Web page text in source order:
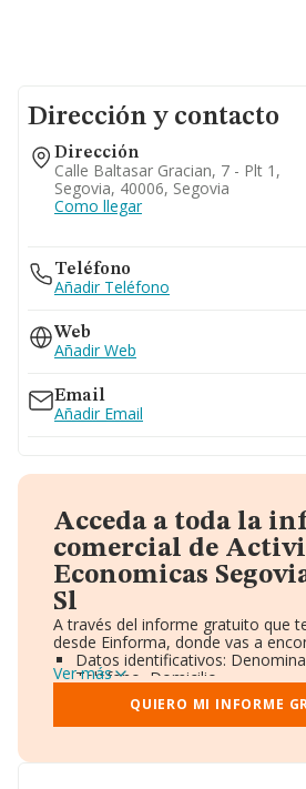
Dirección y contacto
Dirección
Calle Baltasar Gracian, 7 - Plt 1,
Segovia, 40006, Segovia
Como llegar
Teléfono
Añadir Teléfono
Web
Añadir Web
Email
Añadir Email
Acceda a toda la
comercial de
Economicas
Sl
A través del informe gratuito que
desde Einforma, donde vas a
Datos identificativos:
Teléfono, Domicilio.
Informe Mercantil Completo
Gráficos de Evolución Ventas y
Consejo de Administración y
Accionistas.
Ver más
QUIERO MI INFORME